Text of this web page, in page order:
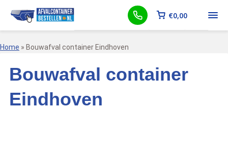
€0,00
Home » Bouwafval container Eindhoven
Bouwafval container
Eindhoven